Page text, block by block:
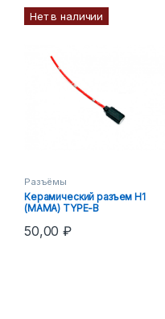
Нет в наличии
Разъёмы
Керамический разъем Н1
(МАМА) TYPE-B
50,00₽